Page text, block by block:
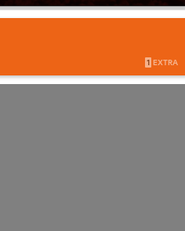
1 EXTRA